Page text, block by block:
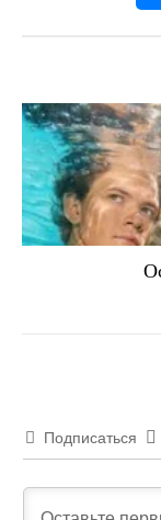
Подписаться